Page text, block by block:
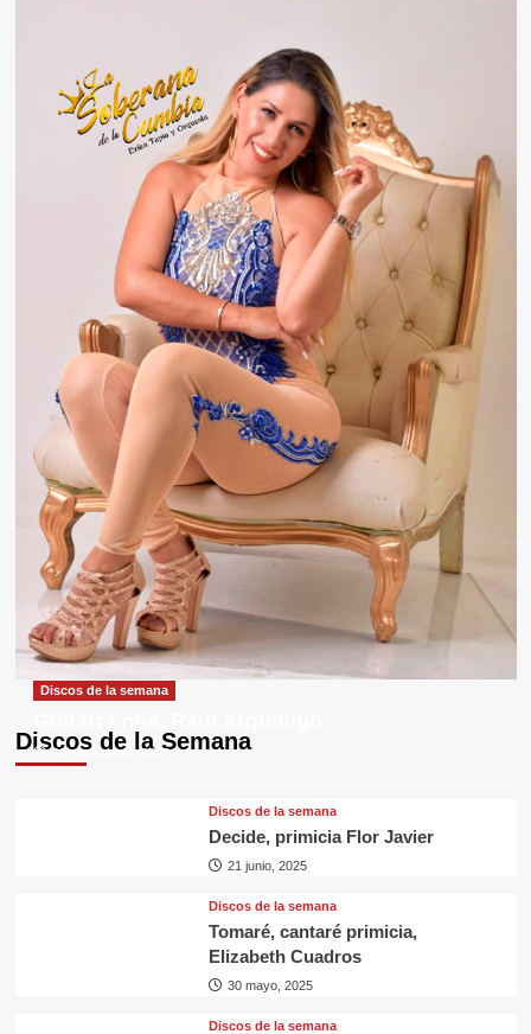
Discos de la Semana
Discos de la semana
29 septiembre, 2025
Discos de la semana
Decide, primicia Flor Javier
21 junio, 2025
Discos de la semana
Tomaré, cantaré primicia,
Elizabeth Cuadros
30 mayo, 2025
Discos de la semana